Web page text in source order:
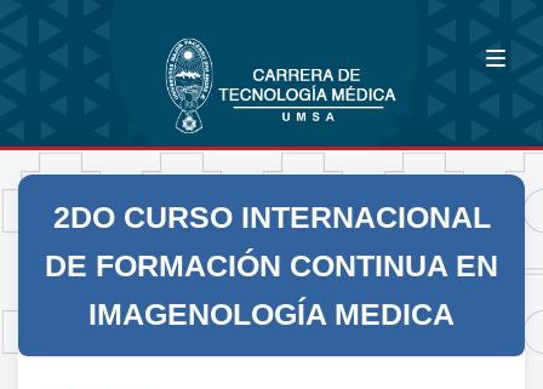
2DO CURSO INTERNACIONAL
DE FORMACIÓN CONTINUA EN
IMAGENOLOGÍA MEDICA